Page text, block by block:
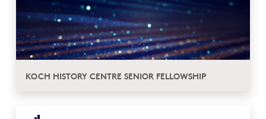
KOCH HISTORY CENTRE SENIOR FELLOWSHIP